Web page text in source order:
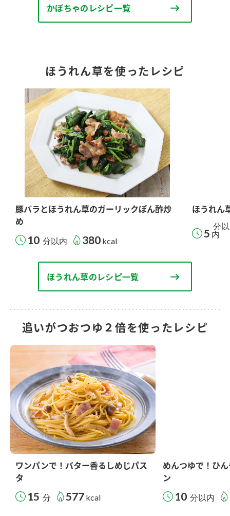
かぼちゃのレシピ一覧
ほうれん草を使ったレシピ
豚バラとほうれん草のガーリックぽん酢炒
め
10 分以内 380 kcal
ほうれん
5
分以
内
ほうれん草のレシピ一覧
追いがつおつゆ２倍を使ったレシピ
ワンパンで！バター香るしめじパス
タ
15 分 577 kcal
めんつゆで！ひ
ン
10 分以内